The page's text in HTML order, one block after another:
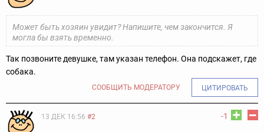
Может быть хозяин увидит? Напишите, чем закончится. Я
могла бы взять временно.
Так позвоните девушке, там указан телефон. Она подскажет, где
собака.
СООБЩИТЬ МОДЕРАТОРУ ЦИТИРОВАТЬ
-1
13 ДЕК 16:56 #2